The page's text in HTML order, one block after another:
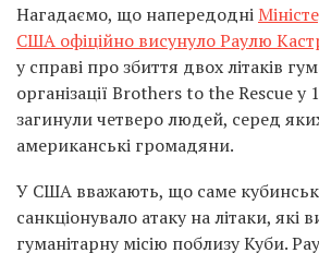
Нагадаємо, що напередодні
США офіційно висунуло Раулю
у справі про збиття двох літаків
організації Brothers to the Rescue у
загинули четверо людей, серед
американські громадяни.
У США вважають, що саме
санкціонувало атаку на літаки, які
гуманітарну місію поблизу Куби.